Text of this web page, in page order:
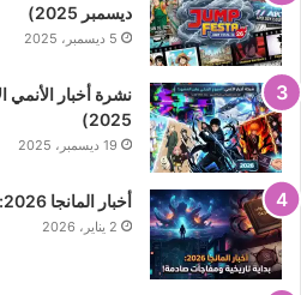
ديسمبر 2025)
5 ديسمبر، 2025
2025)
19 ديسمبر، 2025
أخبار المانجا 2026: بداية تاريخية ومفاجآت صادمة!
2 يناير، 2026